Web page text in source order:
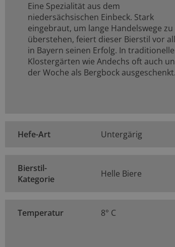
Eine Spezialität aus dem
niedersächsischen Einbeck. Stark
eingebraut, um lange Handelswege zu
überstehen, feiert dieser Bierstil vor
in Bayern seinen Erfolg. In
Klostergärten wie Andechs oft auch
der Woche als Bergbock ausgeschenkt.
Hefe-Art Untergärig
Bierstil-
Kategorie
Helle Biere
Temperatur 8° C